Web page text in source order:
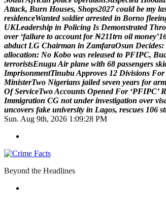
Attack, Burn Houses, Shops2027 could be my la
residenceWanted soldier arrested in Borno fleein
UKLeadership in Policing Is Demonstrated Thro
over ‘failure to account for ₦211trn oil money’1
abduct LG Chairman in ZamfaraOsun Decides:
allocation: No Kobo was released to PFIPC, Bu
terroristsEnuguAir plane with 68 passengers ski
ImprisonmentTinubuApproves 12 Divisions For
MinisterTwo Nigerians jailed seven years for arm
Of ServiceTwoAccounts Opened For ‘PFIPC’ R
Immigration CG not under investigation over vis
uncovers fake university in Lagos, rescues 106 st
Sun. Aug 9th, 2026 1:09:29 PM
Beyond the Headlines